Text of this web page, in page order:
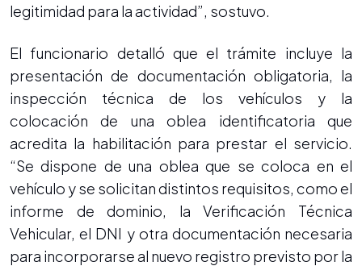
legitimidad para la actividad”, sostuvo.
El funcionario detalló que el trámite incluye la
presentación de documentación obligatoria, la
inspección técnica de los vehículos y la
colocación de una oblea identificatoria que
acredita la habilitación para prestar el servicio.
“Se dispone de una oblea que se coloca en el
vehículo y se solicitan distintos requisitos, como el
informe de dominio, la Verificación Técnica
Vehicular, el DNI y otra documentación necesaria
para incorporarse al nuevo registro previsto por la